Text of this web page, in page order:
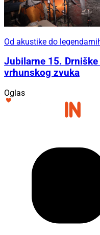
Od akustike do
Jubilarne 15.
vrhunskog zvuka
Oglas